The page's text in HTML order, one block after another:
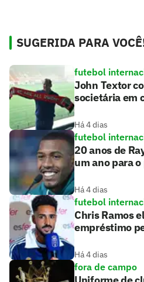
SUGERIDA PARA
futebol
John Textor
societária em
Há 4 dias
futebol
20 anos de
um ano para
Há 4 dias
futebol
Chris Ramos
empréstimo
Há 4 dias
fora de campo